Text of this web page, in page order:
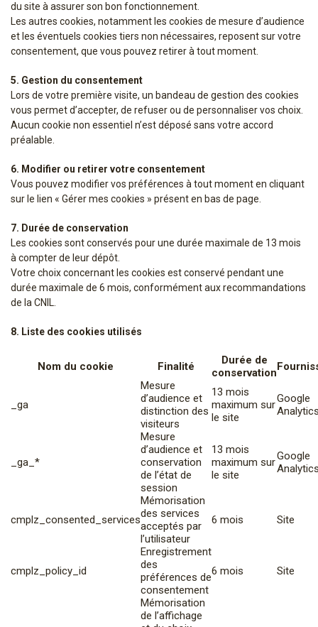
du site à assurer son bon fonctionnement.
Les autres cookies, notamment les cookies de mesure d’audience
et les éventuels cookies tiers non nécessaires, reposent sur votre
consentement, que vous pouvez retirer à tout moment.
5. Gestion du consentement
Lors de votre première visite, un bandeau de gestion des cookies
vous permet d’accepter, de refuser ou de personnaliser vos choix.
Aucun cookie non essentiel n’est déposé sans votre accord
préalable.
6. Modifier ou retirer votre consentement
Vous pouvez modifier vos préférences à tout moment en cliquant
sur le lien « Gérer mes cookies » présent en bas de page.
7. Durée de conservation
Les cookies sont conservés pour une durée maximale de 13 mois
à compter de leur dépôt.
Votre choix concernant les cookies est conservé pendant une
durée maximale de 6 mois, conformément aux recommandations
de la CNIL.
8. Liste des cookies utilisés
Nom du cookie Finalité
Durée de
conservation
_ga
Mesure
d’audience et
distinction des
visiteurs
13 mois
maximum sur
le site
Google
_ga_*
Mesure
d’audience et
conservation
de l’état de
session
13 mois
maximum sur
le site
Google
cmplz_consented_services
Mémorisation
des services
acceptés par
l’utilisateur
6 mois Site
cmplz_policy_id
Enregistrement
des
préférences de
consentement
6 mois Site
Mémorisation
de l’affichage